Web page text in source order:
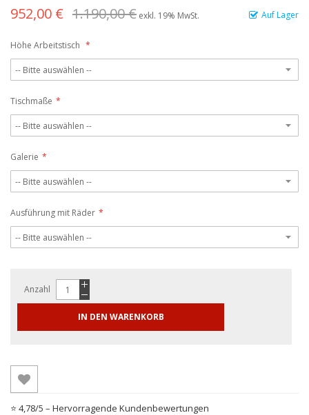
Auf Lager
952,00 € 1.190,00 € exkl. 19% MwSt.
Höhe Arbeitstisch
Tischmaße
Galerie
Ausführung mit Räder
Anzahl
IN DEN WARENKORB
⭐ 4,78/5 – Hervorragende Kundenbewertungen